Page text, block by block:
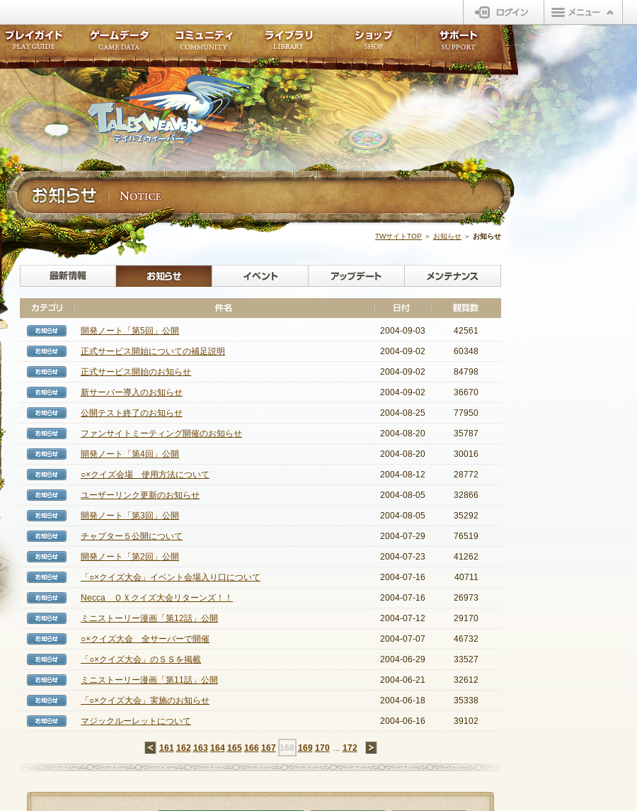
ログイン
テイルズウィーバー
公式サイトにログイン
外部サービスIDでログイン
最新情報
お知らせ
イベント
アップデート
メンテナンス
NEXON ID登録
ゲームダウンロード
TWサイトTOP ＞ お知らせ ＞ お知らせ
最新情報 お知らせ イベント アップデート
【お知らせ】
開発ノート「第5回」公開 2004-09-03 42561
【お知らせ】
正式サービス開始についての補足説明 2004-09-02 60348
【お知らせ】
正式サービス開始のお知らせ 2004-09-02 84798
【お知らせ】
新サーバー導入のお知らせ 2004-09-02 36670
【お知らせ】
公開テスト終了のお知らせ 2004-08-25 77950
【お知らせ】
ファンサイトミーティング開催のお知らせ 2004-08-20 35787
【お知らせ】
開発ノート「第4回」公開 2004-08-20 30016
【お知らせ】
○×クイズ会場 使用方法について 2004-08-12 28772
【お知らせ】
ユーザーリンク更新のお知らせ 2004-08-05 32866
【お知らせ】
開発ノート「第3回」公開 2004-08-05 35292
【お知らせ】
チャプター５公開について 2004-07-29 76519
【お知らせ】
開発ノート「第2回」公開 2004-07-23 41262
【お知らせ】
「○×クイズ大会」イベント会場入り口について 2004-07-16 40711
【お知らせ】
Necca ＯＸクイズ大会リターンズ！！ 2004-07-16 26973
【お知らせ】
ミニストーリー漫画「第12話」公開 2004-07-12 29170
【お知らせ】
○×クイズ大会 全サーバーで開催 2004-07-07 46732
【お知らせ】
「○×クイズ大会」のＳＳを掲載 2004-06-29 33527
【お知らせ】
ミニストーリー漫画「第11話」公開 2004-06-21 32612
【お知らせ】
「○×クイズ大会」実施のお知らせ 2004-06-18 35338
【お知らせ】
マジックルーレットについて 2004-06-16 39102
←
161 162 163 164 165 166 167 168 169 170 ... 172
ゲーム紹介
ここだけは知っておこうプレイガイド
ワープポイント
ゲームデータ
ルーンスキル
コミュニティ
コミュニティポイントライブラリ
LINEスタンプ
ショップ
販売アイテム
ビューティーショップ
オープンマーケットサポート
不具合対応状況
アンケート